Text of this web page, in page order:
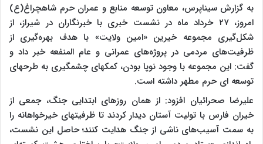
به گزارش سیناپرس، معاون توسعه منابع و عمران حرم شاهچراغ(ع)
امروز، ۲۷ خرداد ماه در نشست خبری با خبرنگاران در شیراز، از
شکل‌گیری مجموعه خیرین «امین ولایت» با هدف بهره‌گیری از
ظرفیت‌های مردمی در پروژه‌های عمرانی و عام المنفعه خبر داد و
گفت: این مجموعه با وجود نوپا بودن، کمکهای چشمگیری به طرحهای
توسعه ای حرم مطهر داشته است.
علیرضا صحرائیان افزود: از همان روزهای ابتدایی جنگ، جمعی از
خیران فارس با تولیت آستان دیدار کردند تا ظرفیتهای خیرخواهانه را
به سمت آسیب‌های ناشی از جنگ هدایت کنند؛ حاصل این نشست،